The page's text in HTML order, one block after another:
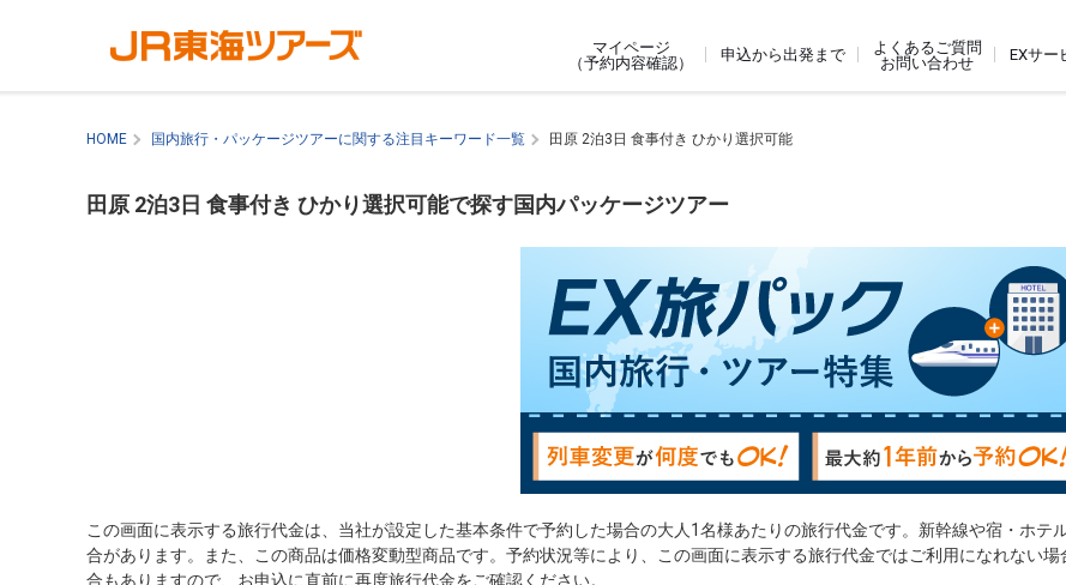
マイページ
（予約内容確認）
申込から出発まで
よくあるご質問
お問い合わせ
EXサー
HOME 国内旅行・パッケージツアーに関する注目キーワード一覧 田原 2泊3日 食事付き ひかり選択可能
田原 2泊3日 食事付き ひかり選択可能で探す国内パッケージツアー
この画面に表示する旅行代金は、当社が設定した基本条件で予約した場合の大人1名様あたりの旅行代金です。新幹線や宿・ホ
合があります。また、この商品は価格変動型商品です。予約状況等により、この画面に表示する旅行代金ではご利用になれない
合もありますので、お申込に直前に再度旅行代金をご確認ください。